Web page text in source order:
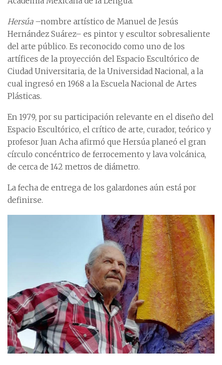
Hersúa–nombre artístico de Manuel de Jesús
Hernández Suárez– es pintor y escultor sobresaliente
del arte público. Es reconocido como uno de los
artífices de la proyección del Espacio Escultórico de
Ciudad Universitaria, de la Universidad Nacional, a la
cual ingresó en 1968 a la Escuela Nacional de Artes
Plásticas.
En 1979, por su participación relevante en el diseño del
Espacio Escultórico, el crítico de arte, curador, teórico y
profesor Juan Acha afirmó que Hersúa planeó el gran
círculo concéntrico de ferrocemento y lava volcánica,
de cerca de 142 metros de diámetro.
La fecha de entrega de los galardones aún está por
definirse.